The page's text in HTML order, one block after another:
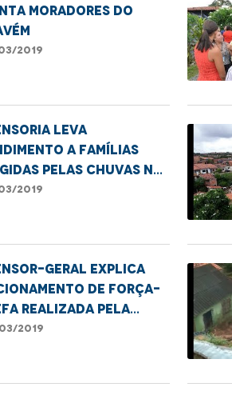
moradores do
2019
leva
a famílias
pelas chuvas no
2019
geral explica
de força-
realizada pela
2019